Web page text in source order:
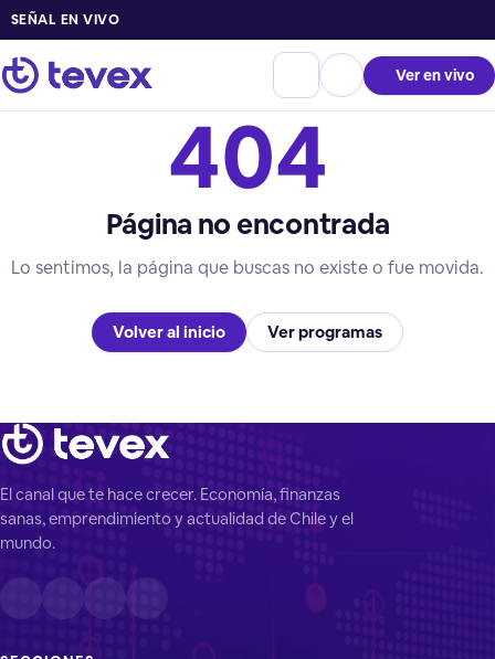
SEÑAL EN VIVO
Ver en vivo
404
Página no encontrada
Lo sentimos, la página que buscas no existe o fue movida.
Volver al inicio Ver programas
El canal que te hace crecer. Economía, finanzas
sanas, emprendimiento y actualidad de Chile y el
mundo.